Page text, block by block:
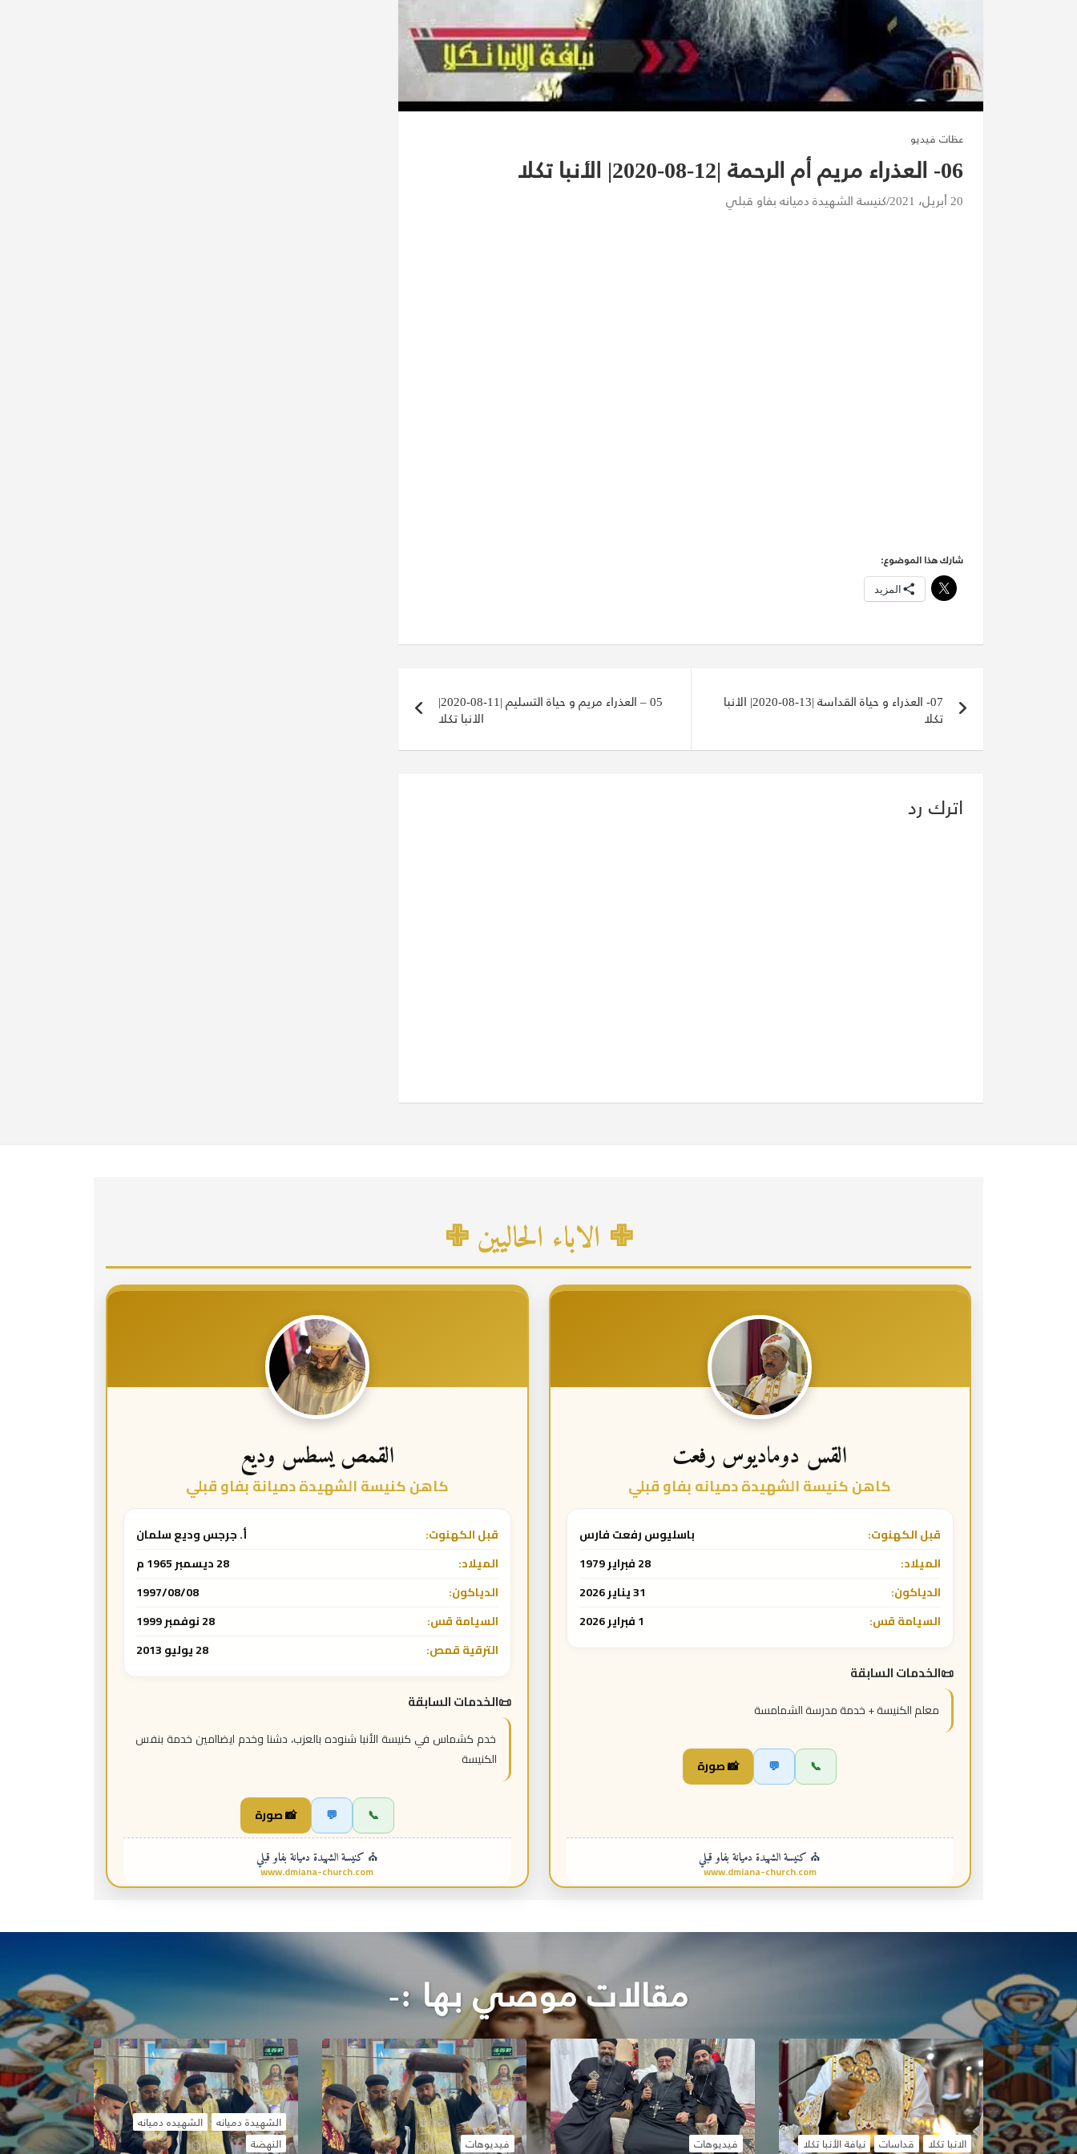
عظات فيديو
06- العذراء مريم أم الرحمة |12-08-2020| الأنبا تكلا
20 أبريل، 2021 كنيسة الشهيدة دميانه بفاو قبلي
شارك هذا الموضوع:
المزيد
المقالات 07- العذراء و حياة القداسة |13-08-2020| الأنبا
تكلا
05 – العذراء مريم و حياة التسليم |11-08-2020|
الأنبا تكلا
اترك رد
✙ الاباء الحاليين ✙
القس دوماديوس رفعت
كاهن كنيسة الشهيدة دميانه بفاو قبلي
قبل الكهنوت:
باسليوس رفعت فارس
الميلاد:
28 فبراير 1979
الدياكون:
31 يناير 2026
السيامة قس:
1 فبراير 2026
الخدمات السابقة
معلم الكنيسة + خدمة مدرسة الشمامسة
📞
💬 📸 صورة
⛪ كنيسة الشهيدة دميانة بفاو قبلي
www.dmiana-church.com
القمص يسطس وديع
كاهن كنيسة الشهيدة دميانة بفاو قبلي
قبل الكهنوت:
أ. جرجس وديع سلمان
الميلاد:
28 ديسمبر 1965 م
الدياكون:
1997/08/08
السيامة قس:
28 نوفمبر 1999
الترقية قمص:
28 يوليو 2013
الخدمات السابقة
خدم كشماس في كنيسة الأنبا شنوده بالعزب، دشنا وخدم ايضاامين خدمة بنفس
الكنيسة
📞
💬 📸 صورة
⛪ كنيسة الشهيدة دميانة بفاو قبلي
www.dmiana-church.com
مقالات موصي بها :-
الانبا تكلا قداسات نيافة الأنبا تكلا فيديوهات فيديوهات
الشهيدة دميانه
الشهيده دميانه
النهضة